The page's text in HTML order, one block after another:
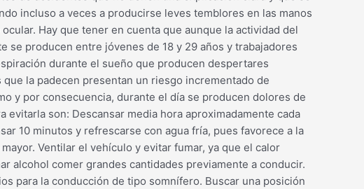
incluso a veces a producirse leves temblores en las manos
Hay que tener en cuenta que aunque la actividad del
se producen entre jóvenes de 18 y 29 años y trabajadores
durante el sueño que producen despertares
la padecen presentan un riesgo incrementado de
y por consecuencia, durante el día se producen dolores de
son: Descansar media hora aproximadamente cada
10 minutos y refrescarse con agua fría, pues favorece a la
Ventilar el vehículo y evitar fumar, ya que el calor
alcohol comer grandes cantidades previamente a conducir.
para la conducción de tipo somnífero. Buscar una posición